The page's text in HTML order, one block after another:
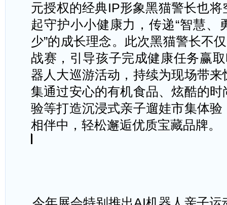
元授权的经典IP形象黑猫警长也
起守护小小健康力，传递“智慧、
少”的成长理念。此次黑猫警长不
战赛，引导孩子完成健康任务赢
器人大巡游活动，持续为现场带
集通过安心的有机食品、炫酷的
验等打造沉浸式亲子遛娃市集体
相伴中，轻松邂逅优质宝藏品牌。